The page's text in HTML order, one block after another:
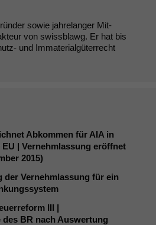
sowie jahrelanger Mit-
von swissblawg. Er hat bis
und Immaterialgüterrecht
Abkommen für AIA in
EU | Vernehmlassung eröffnet
2015)
Vernehmlassung für ein
III |
des BR nach Auswertung